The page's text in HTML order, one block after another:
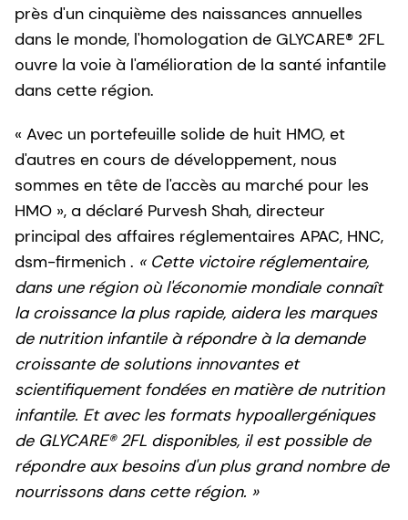
près d'un cinquième des naissances annuelles
dans le monde, l'homologation de GLYCARE® 2FL
ouvre la voie à l'amélioration de la santé infantile
dans cette région.
« Avec un portefeuille solide de huit HMO, et
d'autres en cours de développement, nous
sommes en tête de l'accès au marché pour les
HMO », a déclaré Purvesh Shah, directeur
principal des affaires réglementaires APAC, HNC,
dsm-firmenich . « Cette victoire réglementaire,
dans une région où l'économie mondiale connaît
la croissance la plus rapide, aidera les marques
de nutrition infantile à répondre à la demande
croissante de solutions innovantes et
scientifiquement fondées en matière de nutrition
infantile. Et avec les formats hypoallergéniques
de GLYCARE® 2FL disponibles, il est possible de
répondre aux besoins d'un plus grand nombre de
nourrissons dans cette région. »